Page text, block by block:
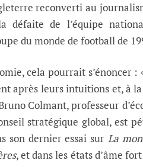
reconverti au
défaite de l’équipe
du monde de football de
cela pourrait s’énoncer :
après leurs intuitions et, à
Colmant, professeur
stratégique global, est
son dernier essai surLa
, et dans les états d’âme